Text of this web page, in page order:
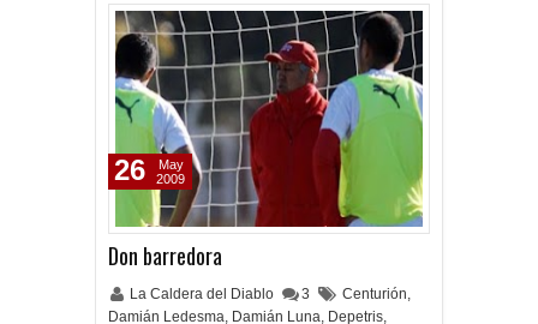
Don barredora
La Caldera del Diablo 3 Centurión,
Damián Ledesma, Damián Luna, Depetris,
26
May
2009